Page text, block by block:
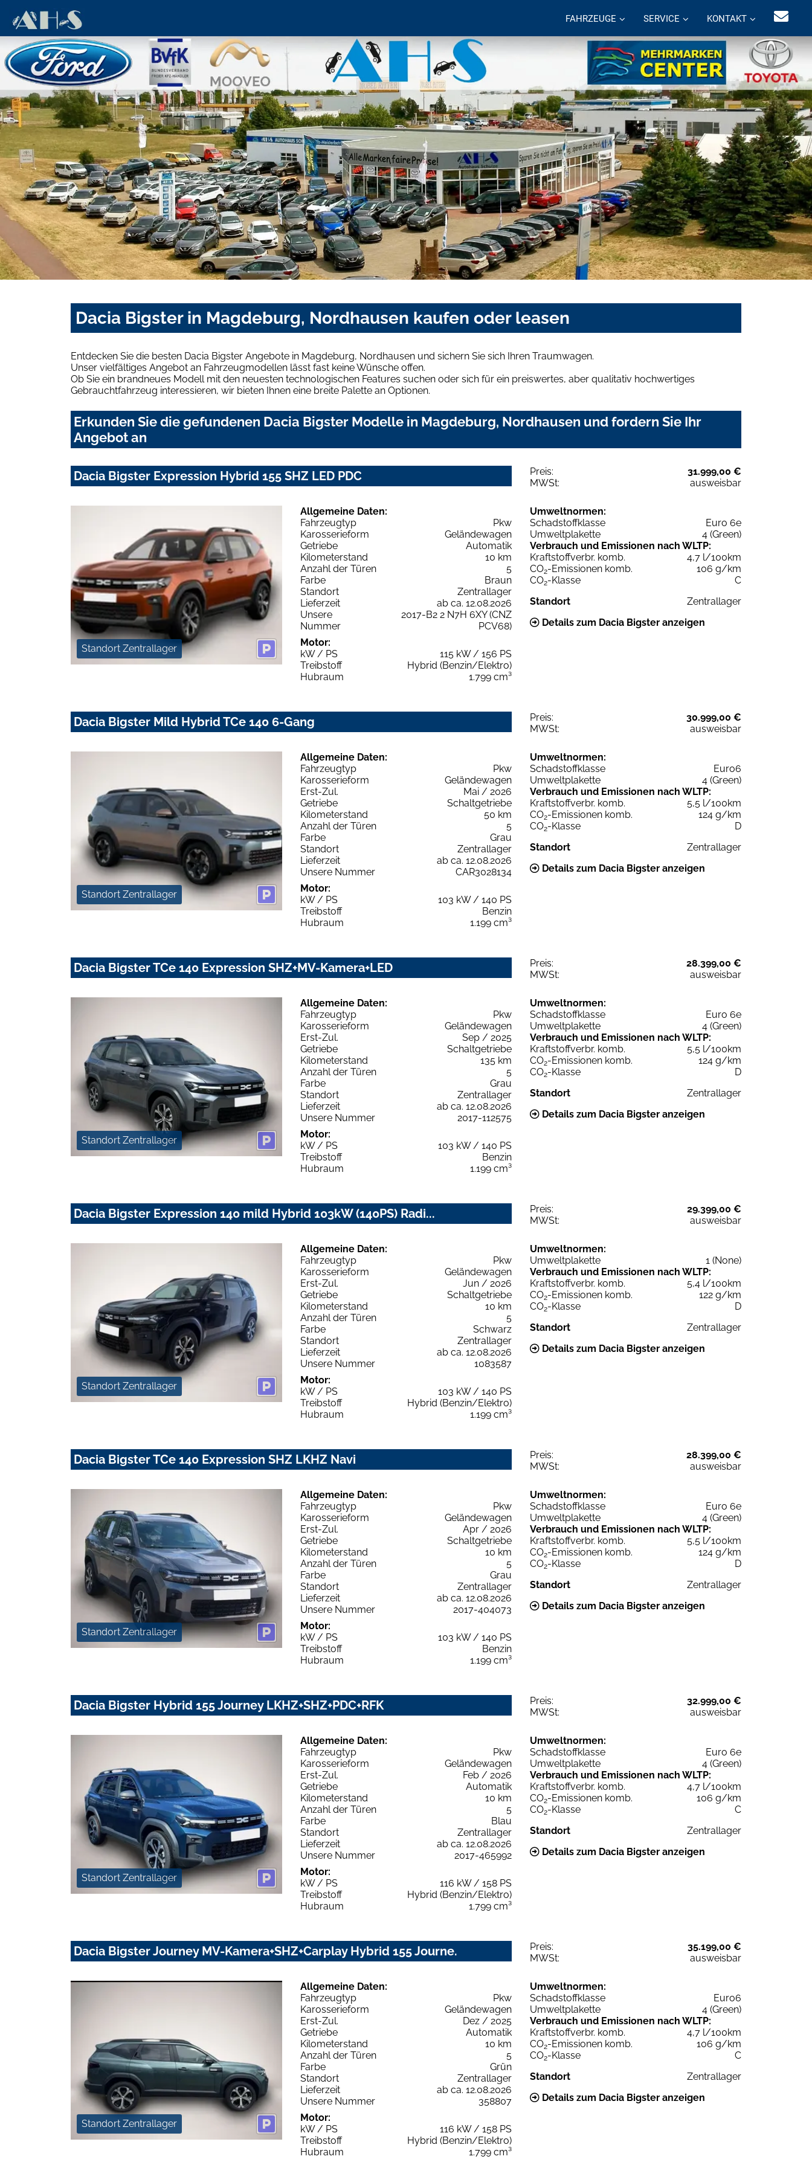
FAHRZEUGE SERVICE KONTAKT
Dacia Bigster in Magdeburg, Nordhausen kaufen oder leasen
Entdecken Sie die besten Dacia Bigster Angebote in Magdeburg, Nordhausen und sichern Sie sich Ihren Traumwagen.
Unser vielfältiges Angebot an Fahrzeugmodellen lässt fast keine Wünsche offen.
Ob Sie ein brandneues Modell mit den neuesten technologischen Features suchen oder sich für ein preiswertes, aber qualitativ hochwertiges
Gebrauchtfahrzeug interessieren, wir bieten Ihnen eine breite Palette an Optionen.
Erkunden Sie die gefundenen Dacia Bigster Modelle in Magdeburg, Nordhausen und fordern Sie Ihr
Angebot an
Dacia Bigster Expression Hybrid 155 SHZ LED PDC Preis:
31.999,00 €
MWSt:
ausweisbar
Standort Zentrallager
Allgemeine Daten:
Fahrzeugtyp
Pkw
Karosserieform
Geländewagen
Getriebe
Automatik
Kilometerstand
10 km
Anzahl der Türen
5
Farbe
Braun
Standort
Zentrallager
Lieferzeit
ab ca. 12.08.2026
Unsere
Nummer
2017-B2 2 N7H 6XY (CNZ
PCV68)
Motor:
kW / PS
115 kW / 156 PS
Treibstoff
Hybrid (Benzin/Elektro)
Hubraum
1.799 cm³
Umweltnormen:
Schadstoffklasse
Euro 6e
Umweltplakette
4 (Green)
Verbrauch und Emissionen nach WLTP:
Kraftstoffverbr. komb.
4,7 l/100km
CO2-Emissionen komb.
106 g/km
CO2-Klasse
C
Standort
Zentrallager
Details zum Dacia Bigster anzeigen
Dacia Bigster Mild Hybrid TCe 140 6-Gang Preis:
30.999,00 €
MWSt:
ausweisbar
Standort Zentrallager
Allgemeine Daten:
Fahrzeugtyp
Pkw
Karosserieform
Geländewagen
Erst-Zul.
Mai / 2026
Getriebe
Schaltgetriebe
Kilometerstand
50 km
Anzahl der Türen
5
Farbe
Grau
Standort
Zentrallager
Lieferzeit
ab ca. 12.08.2026
Unsere Nummer
CAR3028134
Motor:
kW / PS
103 kW / 140 PS
Treibstoff
Benzin
Hubraum
1.199 cm³
Umweltnormen:
Schadstoffklasse
Euro6
Umweltplakette
4 (Green)
Verbrauch und Emissionen nach WLTP:
Kraftstoffverbr. komb.
5,5 l/100km
CO2-Emissionen komb.
124 g/km
CO2-Klasse
D
Standort
Zentrallager
Details zum Dacia Bigster anzeigen
Dacia Bigster TCe 140 Expression SHZ+MV-Kamera+LED Preis:
28.399,00 €
MWSt:
ausweisbar
Standort Zentrallager
Allgemeine Daten:
Fahrzeugtyp
Pkw
Karosserieform
Geländewagen
Erst-Zul.
Sep / 2025
Getriebe
Schaltgetriebe
Kilometerstand
135 km
Anzahl der Türen
5
Farbe
Grau
Standort
Zentrallager
Lieferzeit
ab ca. 12.08.2026
Unsere Nummer
2017-112575
Motor:
kW / PS
103 kW / 140 PS
Treibstoff
Benzin
Hubraum
1.199 cm³
Umweltnormen:
Schadstoffklasse
Euro 6e
Umweltplakette
4 (Green)
Verbrauch und Emissionen nach WLTP:
Kraftstoffverbr. komb.
5,5 l/100km
CO2-Emissionen komb.
124 g/km
CO2-Klasse
D
Standort
Zentrallager
Details zum Dacia Bigster anzeigen
Dacia Bigster Expression 140 mild Hybrid 103kW (140PS) Radi... Preis:
29.399,00 €
MWSt:
ausweisbar
Standort Zentrallager
Allgemeine Daten:
Fahrzeugtyp
Pkw
Karosserieform
Geländewagen
Erst-Zul.
Jun / 2026
Getriebe
Schaltgetriebe
Kilometerstand
10 km
Anzahl der Türen
5
Farbe
Schwarz
Standort
Zentrallager
Lieferzeit
ab ca. 12.08.2026
Unsere Nummer
1083587
Motor:
kW / PS
103 kW / 140 PS
Treibstoff
Hybrid (Benzin/Elektro)
Hubraum
1.199 cm³
Umweltnormen:
Umweltplakette
1 (None)
Verbrauch und Emissionen nach WLTP:
Kraftstoffverbr. komb.
5,4 l/100km
CO2-Emissionen komb.
122 g/km
CO2-Klasse
D
Standort
Zentrallager
Details zum Dacia Bigster anzeigen
Dacia Bigster TCe 140 Expression SHZ LKHZ Navi Preis:
28.399,00 €
MWSt:
ausweisbar
Standort Zentrallager
Allgemeine Daten:
Fahrzeugtyp
Pkw
Karosserieform
Geländewagen
Erst-Zul.
Apr / 2026
Getriebe
Schaltgetriebe
Kilometerstand
10 km
Anzahl der Türen
5
Farbe
Grau
Standort
Zentrallager
Lieferzeit
ab ca. 12.08.2026
Unsere Nummer
2017-404073
Motor:
kW / PS
103 kW / 140 PS
Treibstoff
Benzin
Hubraum
1.199 cm³
Umweltnormen:
Schadstoffklasse
Euro 6e
Umweltplakette
4 (Green)
Verbrauch und Emissionen nach WLTP:
Kraftstoffverbr. komb.
5,5 l/100km
CO2-Emissionen komb.
124 g/km
CO2-Klasse
D
Standort
Zentrallager
Details zum Dacia Bigster anzeigen
Dacia Bigster Hybrid 155 Journey LKHZ+SHZ+PDC+RFK Preis:
32.999,00 €
MWSt:
ausweisbar
Standort Zentrallager
Allgemeine Daten:
Fahrzeugtyp
Pkw
Karosserieform
Geländewagen
Erst-Zul.
Feb / 2026
Getriebe
Automatik
Kilometerstand
10 km
Anzahl der Türen
5
Farbe
Blau
Standort
Zentrallager
Lieferzeit
ab ca. 12.08.2026
Unsere Nummer
2017-465992
Motor:
kW / PS
116 kW / 158 PS
Treibstoff
Hybrid (Benzin/Elektro)
Hubraum
1.799 cm³
Umweltnormen:
Schadstoffklasse
Euro 6e
Umweltplakette
4 (Green)
Verbrauch und Emissionen nach WLTP:
Kraftstoffverbr. komb.
4,7 l/100km
CO2-Emissionen komb.
106 g/km
CO2-Klasse
C
Standort
Zentrallager
Details zum Dacia Bigster anzeigen
Dacia Bigster Journey MV-Kamera+SHZ+Carplay Hybrid 155 Journe. Preis:
35.199,00 €
MWSt:
ausweisbar
Standort Zentrallager
Allgemeine Daten:
Fahrzeugtyp
Pkw
Karosserieform
Geländewagen
Erst-Zul.
Dez / 2025
Getriebe
Automatik
Kilometerstand
10 km
Anzahl der Türen
5
Farbe
Grün
Standort
Zentrallager
Lieferzeit
ab ca. 12.08.2026
Unsere Nummer
358807
Motor:
kW / PS
116 kW / 158 PS
Treibstoff
Hybrid (Benzin/Elektro)
Hubraum
1.799 cm³
Umweltnormen:
Schadstoffklasse
Euro6
Umweltplakette
4 (Green)
Verbrauch und Emissionen nach WLTP:
Kraftstoffverbr. komb.
4,7 l/100km
CO2-Emissionen komb.
106 g/km
CO2-Klasse
C
Standort
Zentrallager
Details zum Dacia Bigster anzeigen